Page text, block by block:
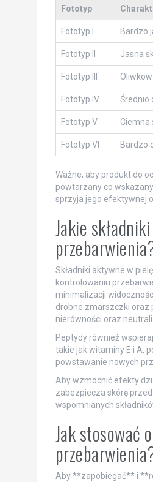
Fototyp
Fototyp I Bardzo
Fototyp II Jasna
Fototyp III
Fototyp IV Średnio
Fototyp V Ciemna
Fototyp VI Bardzo
Ważne, aby produkt do
powtarzany co
sprzyja jego efektywnej
Jakie
Składniki aktywne w
kontrolowaniu
minimalizacji
drobne zmarszczki oraz
nierówności oraz
Peptydy również
takie jak witaminy E i A,
powstawanie nowych
Aby wzmocnić efekty
zabezpiecza skórę
wspomnianych
Jak stosować
Aby **zapobiegać** i